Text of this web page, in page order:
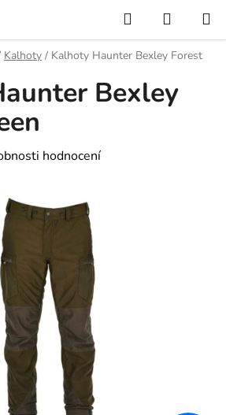
Hledat
KOŠÍK
Kalhoty / Kalhoty Haunter Bexley Forest
Bexley
hodnocení